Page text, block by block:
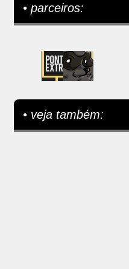
• parceiros:
• veja também: